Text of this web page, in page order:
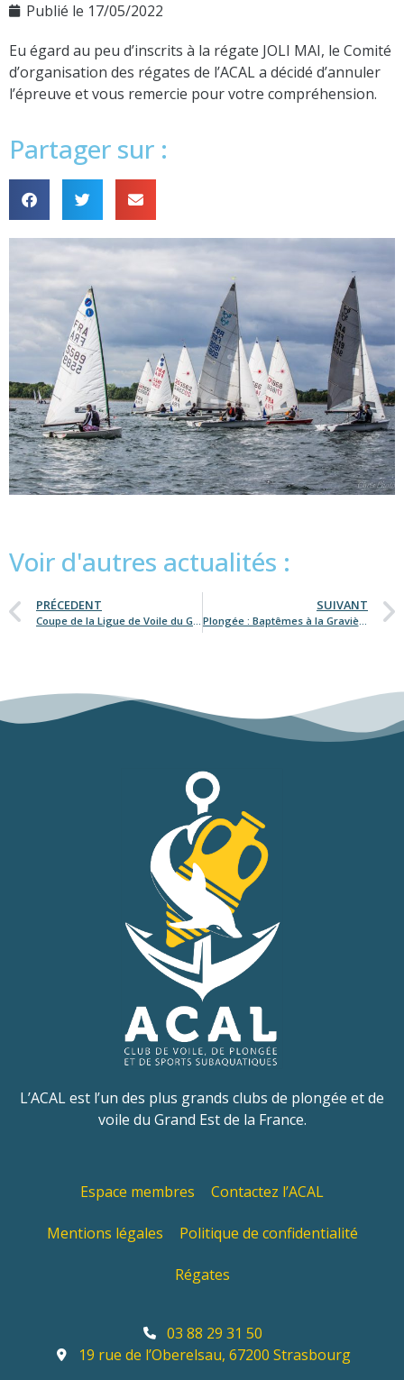
Publié le 17/05/2022
Eu égard au peu d’inscrits à la régate JOLI MAI, le Comité
d’organisation des régates de l’ACAL a décidé d’annuler
l’épreuve et vous remercie pour votre compréhension.
Partager sur :
Voir d'autres actualités :
PRÉCEDENT
Coupe de la Ligue de Voile du Grand Est & Critérium Régional
SUIVANT
Plongée : Baptêmes à la Gravière du Fort – Samedi 18 juin 2022
L’ACAL est l’un des plus grands clubs de plongée et de
voile du Grand Est de la France.
Espace membres Contactez l’ACAL
Mentions légales Politique de confidentialité
Régates
03 88 29 31 50
19 rue de l’Oberelsau, 67200 Strasbourg